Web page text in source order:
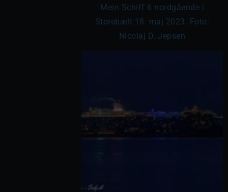
Mein Schiff 6 nordgående i
Storebælt 18. maj 2023. Foto:
Nicolaj D. Jepsen